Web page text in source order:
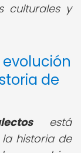
culturales y
de
está
historia de